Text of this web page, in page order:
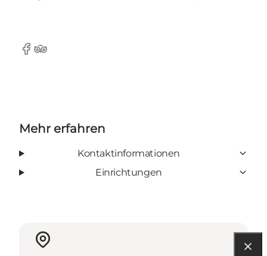
Facebook
Tripadvisor
Mehr erfahren
Kontaktinformationen
Einrichtungen